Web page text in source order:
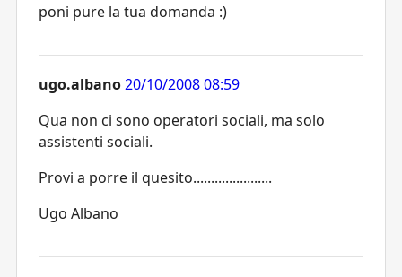
poni pure la tua domanda :)
ugo.albano20/10/2008 08:59
Qua non ci sono operatori sociali, ma solo
assistenti sociali.
Provi a porre il quesito......................
Ugo Albano